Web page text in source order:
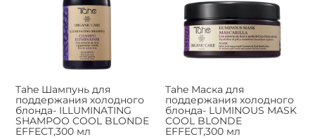
Tahe Шампунь для
поддержания холодного
блонда- ILLUMINATING
SHAMPOO COOL BLONDE
EFFECT,300 мл
Tahe Маска для
поддержания холодного
блонда- LUMINOUS MASK
COOL BLONDE
EFFECT,300 мл